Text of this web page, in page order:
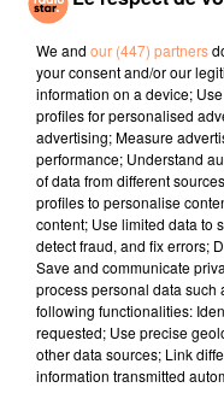
Despecha
l'horoscope
Bélier
We and our (447) partners
your consent and/or our
information on a device;
profiles for personalised
advertising; Measure
performance; Understand
of data from different
profiles to personalise
content; Use limited data to
detect fraud, and fix errors;
Save and communicate
process personal data such
following functionalities:
requested; Use precise
other data sources; Link
information transmitted